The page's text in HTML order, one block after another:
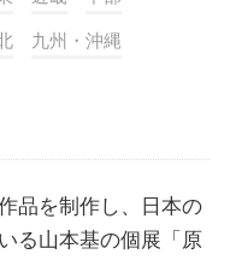
九州・沖縄
品を制作し、日本の
る山本基の個展「原